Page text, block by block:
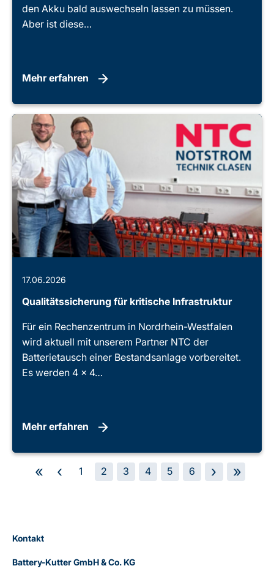
den Akku bald auswechseln lassen zu müssen.
Aber ist diese…
Mehr erfahren
17.06.2026
Qualitätssicherung für kritische Infrastruktur
Für ein Rechenzentrum in Nordrhein-Westfalen
wird aktuell mit unserem Partner NTC der
Batterietausch einer Bestandsanlage vorbereitet.
Es werden 4 × 4…
Mehr erfahren
« ‹ 1 2 3 4 5 6 › »
Kontakt
Battery-Kutter GmbH & Co. KG